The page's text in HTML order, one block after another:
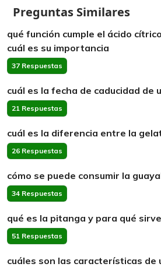
Preguntas Similares
qué función cumple el ácido
cuál es su importancia
37 Respuestas
cuál es la fecha de caducidad de
21 Respuestas
cuál es la diferencia entre la
26 Respuestas
cómo se puede consumir la
34 Respuestas
qué es la pitanga y para qué sirve
51 Respuestas
cuáles son las características de